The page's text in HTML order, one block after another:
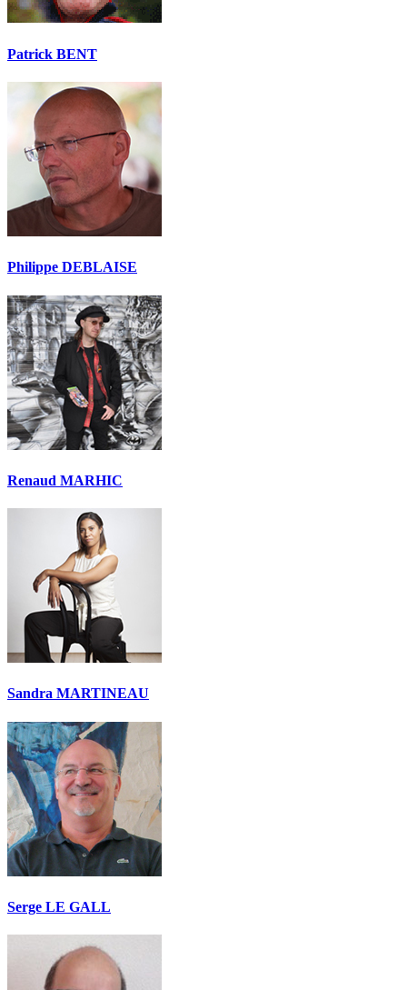
Patrick BENT
Philippe DEBLAISE
Renaud MARHIC
Sandra MARTINEAU
Serge LE GALL